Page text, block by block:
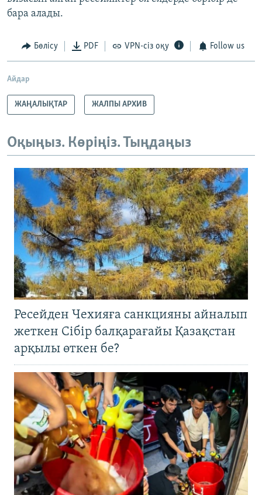
бара алады.
Бөлісу PDF VPN-сіз оқу Follow us
Айдар
ЖАҢАЛЫҚТАР ЖАЛПЫ АРХИВ
Оқыңыз. Көріңіз. Тыңдаңыз
Ресейден Чехияға санкцияны айналып
жеткен Сібір балқарағайы Қазақстан
арқылы өткен бе?